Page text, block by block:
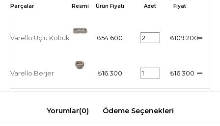
Resmi
Ürün Fiyatı Adet
Fiyat
Varello Üçlü Koltuk ₺54.600 ₺109.200
Varello Berjer ₺16.300 ₺16.300
Yorumlar(0) Ödeme Seçenekleri